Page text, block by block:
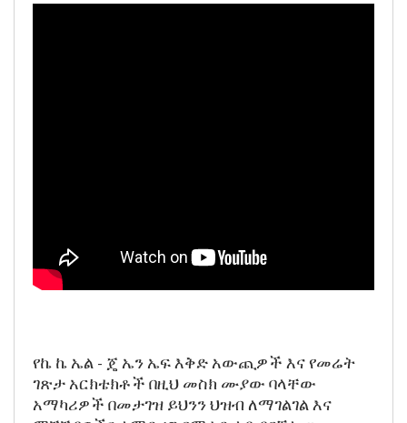
የኬ ኬ ኤል - ጄ ኤን ኤፍ እቅድ አውጪዎች እና የመሬት
ገጽታ አርክቴክቶች በዚህ መስክ ሙያው ባላቸው
አማካሪዎች በመታገዝ ይህንን ህዝብ ለማገልገል እና